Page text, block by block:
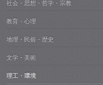
社会・思想・哲学・宗教
教育・心理
地理・民俗・歴史
文学・美術
理工・環境